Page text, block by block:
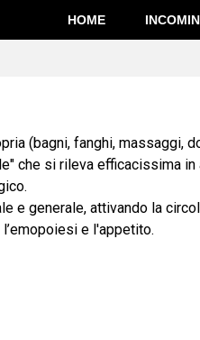
HOME
(bagni, fanghi, massaggi,
che si rileva efficacissima
e generale, attivando la
e l'appetito.